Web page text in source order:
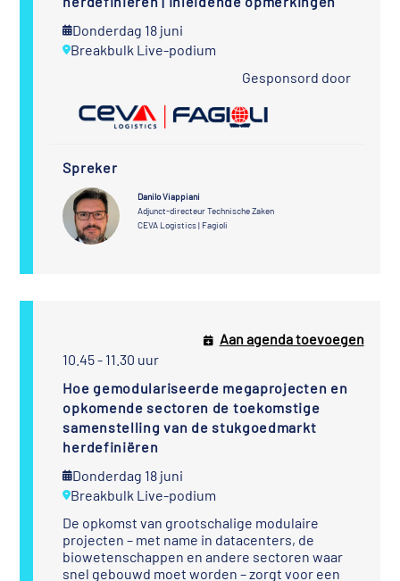
Donderdag 18 juni
Breakbulk Live-podium
Gesponsord door
Spreker
Danilo Viappiani
Adjunct-directeur Technische Zaken
CEVA Logistics | Fagioli
10.45 - 11.30 uur
Hoe gemodulariseerde megaprojecten en
opkomende sectoren de toekomstige
samenstelling van de stukgoedmarkt
herdefiniëren
Donderdag 18 juni
Breakbulk Live-podium
Aan agenda toevoegen
De opkomst van grootschalige modulaire
projecten – met name in datacenters, de
biowetenschappen en andere sectoren waar
snel gebouwd moet worden – zorgt voor een